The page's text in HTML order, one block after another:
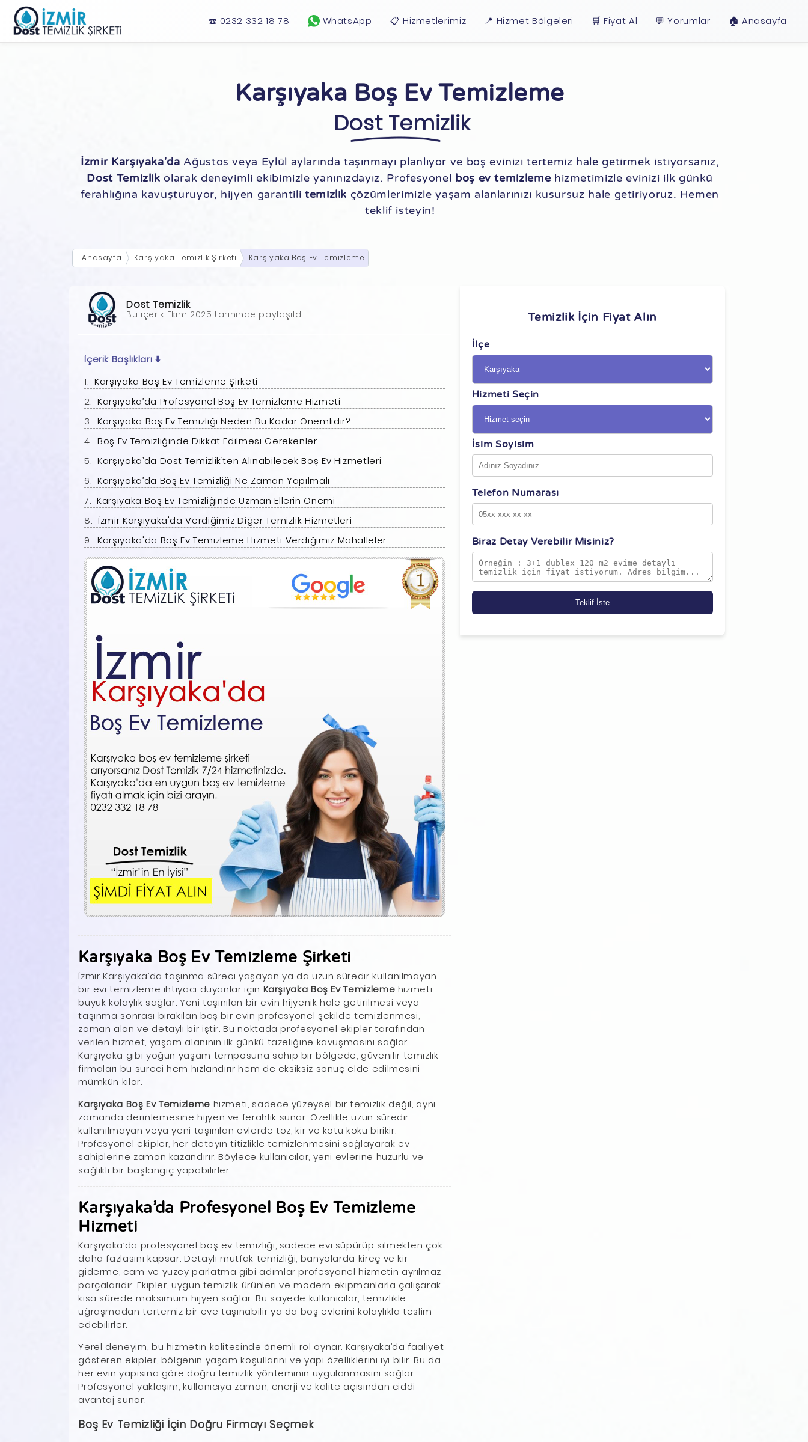
☎️ 0232 332 18 78 WhatsApp 📋 Hizmetlerimiz 📍 Hizmet Bölgeleri 🛒 Fiyat Al 💬 Yorumlar 🏠︎ Anasayfa
Karşıyaka Boş Ev Temizleme
Dost Temizlik
İzmir Karşıyaka'da Ağustos veya Eylül aylarında taşınmayı planlıyor ve boş evinizi tertemiz hale getirmek istiyorsanız,
Dost Temizlik olarak deneyimli ekibimizle yanınızdayız. Profesyonel boş ev temizlemehizmetimizle evinizi ilk günkü
ferahlığına kavuşturuyor, hijyen garantilitemizlik çözümlerimizle yaşam alanlarınızı kusursuz hale getiriyoruz. Hemen
teklif isteyin!
Anasayfa Karşıyaka Temizlik Şirketi Karşıyaka Boş Ev Temizleme
Dost Temizlik
Bu içerik Ekim 2025 tarihinde paylaşıldı.
İçerik Başlıkları ⬇️
Karşıyaka Boş Ev Temizleme Şirketi
Karşıyaka’da Profesyonel Boş Ev Temizleme Hizmeti
Karşıyaka Boş Ev Temizliği Neden Bu Kadar Önemlidir?
Boş Ev Temizliğinde Dikkat Edilmesi Gerekenler
Karşıyaka’da Dost Temizlik’ten Alınabilecek Boş Ev Hizmetleri
Karşıyaka’da Boş Ev Temizliği Ne Zaman Yapılmalı
Karşıyaka Boş Ev Temizliğinde Uzman Ellerin Önemi
İzmir Karşıyaka'da Verdiğimiz Diğer Temizlik Hizmetleri
Karşıyaka'da Boş Ev Temizleme Hizmeti Verdiğimiz Mahalleler
Karşıyaka Boş Ev Temizleme Şirketi
İzmir Karşıyaka’da taşınma süreci yaşayan ya da uzun süredir kullanılmayan
bir evi temizleme ihtiyacı duyanlar için Karşıyaka Boş Ev Temizleme hizmeti
büyük kolaylık sağlar. Yeni taşınılan bir evin hijyenik hale getirilmesi veya
taşınma sonrası bırakılan boş bir evin profesyonel şekilde temizlenmesi,
zaman alan ve detaylı bir iştir. Bu noktada profesyonel ekipler tarafından
verilen hizmet, yaşam alanının ilk günkü tazeliğine kavuşmasını sağlar.
Karşıyaka gibi yoğun yaşam temposuna sahip bir bölgede, güvenilir temizlik
firmaları bu süreci hem hızlandırır hem de eksiksiz sonuç elde edilmesini
mümkün kılar.
Karşıyaka Boş Ev Temizleme hizmeti, sadece yüzeysel bir temizlik değil, aynı
zamanda derinlemesine hijyen ve ferahlık sunar. Özellikle uzun süredir
kullanılmayan veya yeni taşınılan evlerde toz, kir ve kötü koku birikir.
Profesyonel ekipler, her detayın titizlikle temizlenmesini sağlayarak ev
sahiplerine zaman kazandırır. Böylece kullanıcılar, yeni evlerine huzurlu ve
sağlıklı bir başlangıç yapabilirler.
Karşıyaka’da Profesyonel Boş Ev Temizleme
Hizmeti
Karşıyaka’da profesyonel boş ev temizliği, sadece evi süpürüp silmekten çok
daha fazlasını kapsar. Detaylı mutfak temizliği, banyolarda kireç ve kir
giderme, cam ve yüzey parlatma gibi adımlar profesyonel hizmetin ayrılmaz
parçalarıdır. Ekipler, uygun temizlik ürünleri ve modern ekipmanlarla çalışarak
kısa sürede maksimum hijyen sağlar. Bu sayede kullanıcılar, temizlikle
uğraşmadan tertemiz bir eve taşınabilir ya da boş evlerini kolaylıkla teslim
edebilirler.
Yerel deneyim, bu hizmetin kalitesinde önemli rol oynar. Karşıyaka’da faaliyet
gösteren ekipler, bölgenin yaşam koşullarını ve yapı özelliklerini iyi bilir. Bu da
her evin yapısına göre doğru temizlik yönteminin uygulanmasını sağlar.
Profesyonel yaklaşım, kullanıcıya zaman, enerji ve kalite açısından ciddi
avantaj sunar.
Boş Ev Temizliği İçin Doğru Firmayı Seçmek
Temizlik İçin Fiyat Alın
İlçe
Hizmeti Seçin
İsim Soyisim
Telefon Numarası
Biraz Detay Verebilir Misiniz?